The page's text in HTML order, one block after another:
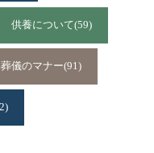
供養について(59)
儀のマナー(91)